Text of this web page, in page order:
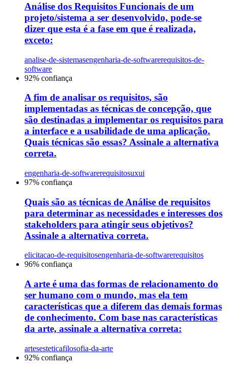
Análise dos Requisitos Funcionais de um
projeto/sistema a ser desenvolvido, pode-se
dizer que esta é a fase em que é realizada,
exceto:
analise-de-sistemasengenharia-de-softwarerequisitos-de-
software
92% confiança
A fim de analisar os requisitos, são
implementadas as técnicas de concepção, que
são destinadas a implementar os requisitos para
a interface e a usabilidade de uma aplicação.
Quais técnicas são essas? Assinale a alternativa
correta.
engenharia-de-softwarerequisitosuxui
97% confiança
Quais são as técnicas de Análise de requisitos
para determinar as necessidades e interesses dos
stakeholders para atingir seus objetivos?
Assinale a alternativa correta.
elicitacao-de-requisitosengenharia-de-softwarerequisitos
96% confiança
A arte é uma das formas de relacionamento do
ser humano com o mundo, mas ela tem
características que a diferem das demais formas
de conhecimento. Com base nas características
da arte, assinale a alternativa correta:
artesesteticafilosofia-da-arte
92% confiança